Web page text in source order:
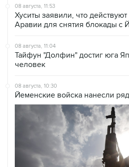
08 августа, 11:53
Хуситы заявили, что
Аравии для снятия блокады с
08 августа, 11:04
Тайфун "Долфин" достиг юга
человек
08 августа, 10:30
Йеменские войска нанесли